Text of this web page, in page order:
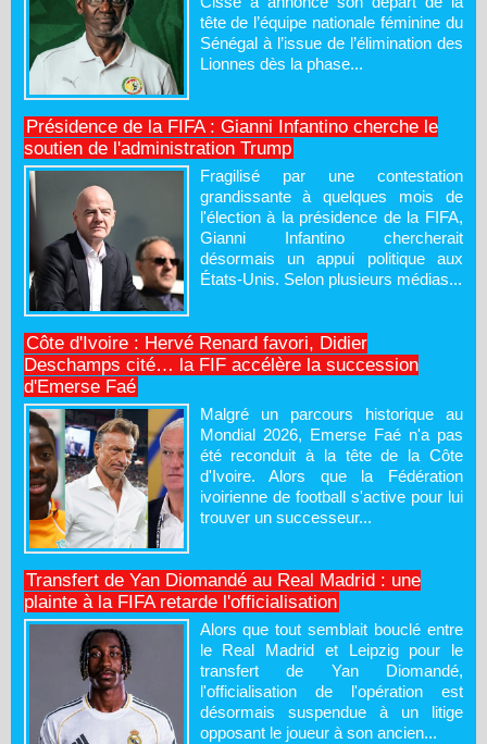
tête de l’équipe nationale féminine du
Sénégal à l’issue de l’élimination des
Lionnes dès la phase...
Présidence de la FIFA : Gianni Infantino cherche le
soutien de l'administration Trump
Fragilisé par une contestation
grandissante à quelques mois de
l'élection à la présidence de la FIFA,
Gianni Infantino chercherait
désormais un appui politique aux
États-Unis. Selon plusieurs médias...
Côte d'Ivoire : Hervé Renard favori, Didier
Deschamps cité… la FIF accélère la succession
d'Emerse Faé
Malgré un parcours historique au
Mondial 2026, Emerse Faé n'a pas
été reconduit à la tête de la Côte
d'Ivoire. Alors que la Fédération
ivoirienne de football s'active pour lui
trouver un successeur...
Transfert de Yan Diomandé au Real Madrid : une
plainte à la FIFA retarde l'officialisation
Alors que tout semblait bouclé entre
le Real Madrid et Leipzig pour le
transfert de Yan Diomandé,
l'officialisation de l'opération est
désormais suspendue à un litige
opposant le joueur à son ancien...